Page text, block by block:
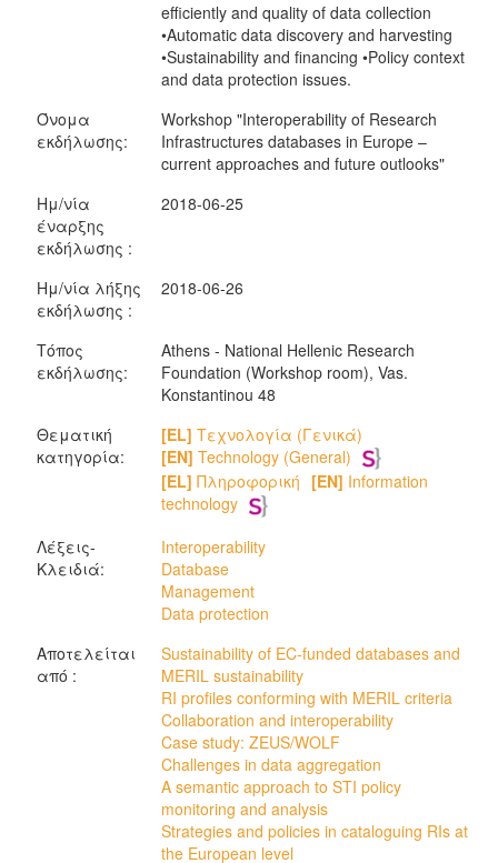
efficiently and quality of data collection
•Automatic data discovery and harvesting
•Sustainability and financing •Policy context
and data protection issues.
Όνομα
εκδήλωσης:
Workshop "Interoperability of Research
Infrastructures databases in Europe –
current approaches and future outlooks"
Ημ/νία
έναρξης
εκδήλωσης :
2018-06-25
Ημ/νία λήξης
εκδήλωσης :
2018-06-26
Τόπος
εκδήλωσης:
Athens - National Hellenic Research
Foundation (Workshop room), Vas.
Konstantinou 48
Θεματική
κατηγορία:
[EL] Τεχνολογία (Γενικά)
[EN] Technology (General)
[EL] Πληροφορική [EN] Information
technology
Λέξεις-
Κλειδιά:
Interoperability
Database
Management
Data protection
Αποτελείται
από :
Sustainability of EC-funded databases and
MERIL sustainability
RI profiles conforming with MERIL criteria
Collaboration and interoperability
Case study: ZEUS/WOLF
Challenges in data aggregation
A semantic approach to STI policy
monitoring and analysis
Strategies and policies in cataloguing RIs at
the European level